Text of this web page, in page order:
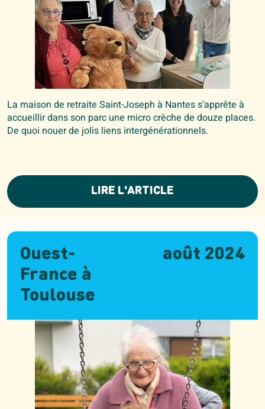
La maison de retraite Saint-Joseph à Nantes s’apprête à
accueillir dans son parc une micro crèche de douze places.
De quoi nouer de jolis liens intergénérationnels.
LIRE L'ARTICLE
Ouest-
France à
Toulouse
août 2024